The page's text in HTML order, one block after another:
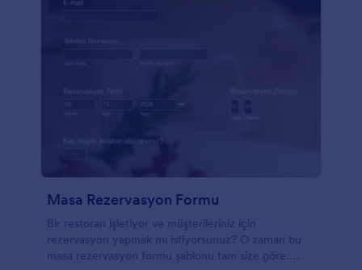
Masa Rezervasyon Formu
Bir restoran işletiyor ve müşterileriniz için
rezervasyon yapmak mı istiyorsunuz? O zaman bu
masa rezervasyon formu şablonu tam size göre.